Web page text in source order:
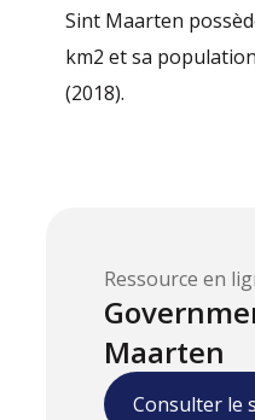
Sint Maarten
km2 et sa
(2018).
Ressource en
Maarten
Consulter le